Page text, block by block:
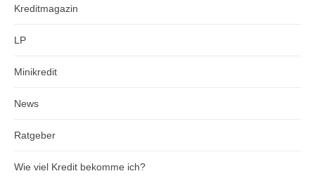
Kreditmagazin
LP
Minikredit
News
Ratgeber
Wie viel Kredit bekomme ich?